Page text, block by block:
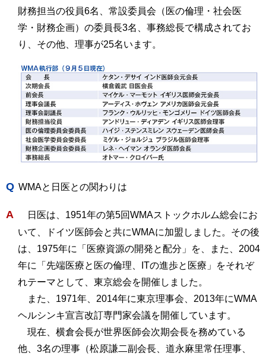
財務担当の役員6名、常設委員会（医の倫理・社会医
学・財務企画）の委員長3名、事務総長で構成されてお
り、その他、理事が25名います。
Q WMAと日医との関わりは
A
日医は、1951年の第5回WMAストックホルム総会にお
いて、ドイツ医師会と共にWMAに加盟しました。その後
は、1975年に「医療資源の開発と配分」を、また、2004
年に「先端医療と医の倫理、ITの進歩と医療」をそれぞ
れテーマとして、東京総会を開催しました。
また、1971年、2014年に東京理事会、2013年にWMA
ヘルシンキ宣言改訂専門家会議を開催しています。
現在、横倉会長が世界医師会次期会長を務めている
他、3名の理事（松原謙二副会長、道永麻里常任理事、